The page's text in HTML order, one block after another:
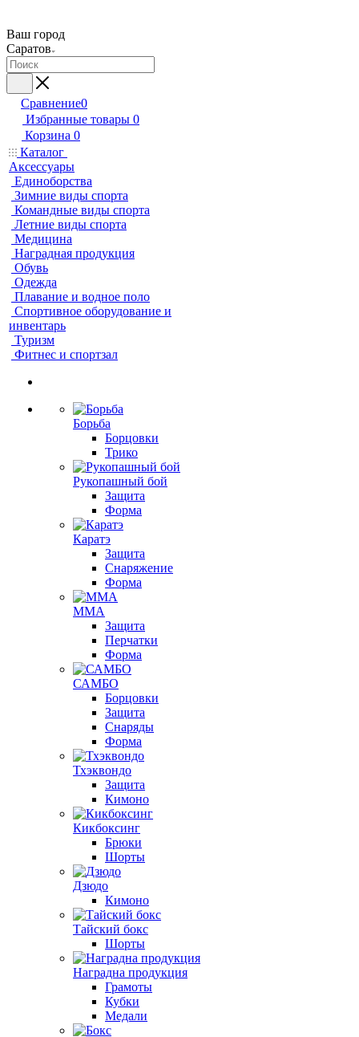
Ваш город
Саратов
Сравнение0
Избранные товары 0
Корзина 0
Каталог
Аксессуары
Единоборства
Зимние виды спорта
Командные виды спорта
Летние виды спорта
Медицина
Наградная продукция
Обувь
Одежда
Плавание и водное поло
Спортивное оборудование и
инвентарь
Туризм
Фитнес и спортзал
Борьба
Борцовки
Трико
Рукопашный бой
Защита
Форма
Каратэ
Защита
Снаряжение
Форма
ММА
Защита
Перчатки
Форма
САМБО
Борцовки
Защита
Снаряды
Форма
Тхэквондо
Защита
Кимоно
Кикбоксинг
Брюки
Шорты
Дзюдо
Кимоно
Тайский бокс
Шорты
Наградна продукция
Грамоты
Кубки
Медали